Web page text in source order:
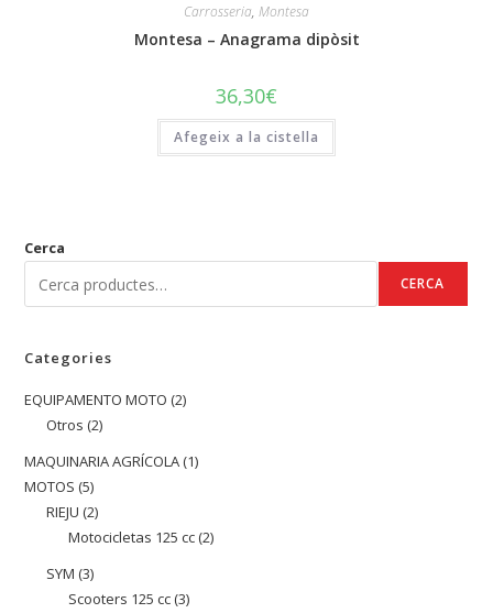
Carrosseria, Montesa
Montesa – Anagrama dipòsit
36,30€
Afegeix a la cistella
Cerca
CERCA
Categories
EQUIPAMENTO MOTO 22
Otros 22
productes
MAQUINARIA AGRÍCOLA 11
MOTOS 55
productes
RIEJU 22
productes
Motocicletas 125 cc 22
SYM 33
productes
Scooters 125 cc 33